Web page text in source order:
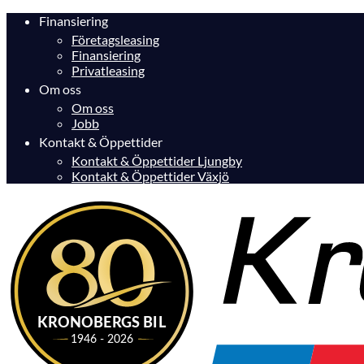
Finansiering
Företagsleasing
Finansiering
Privatleasing
Om oss
Om oss
Jobb
Kontakt & Öppettider
Kontakt & Öppettider Ljungby
Kontakt & Öppettider Växjö